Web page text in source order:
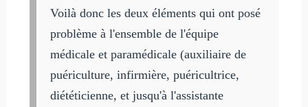
Voilà donc les deux éléments qui ont posé
problème à l'ensemble de l'équipe
médicale et paramédicale (auxiliaire de
puériculture, infirmière, puéricultrice,
diététicienne, et jusqu'à l'assistante